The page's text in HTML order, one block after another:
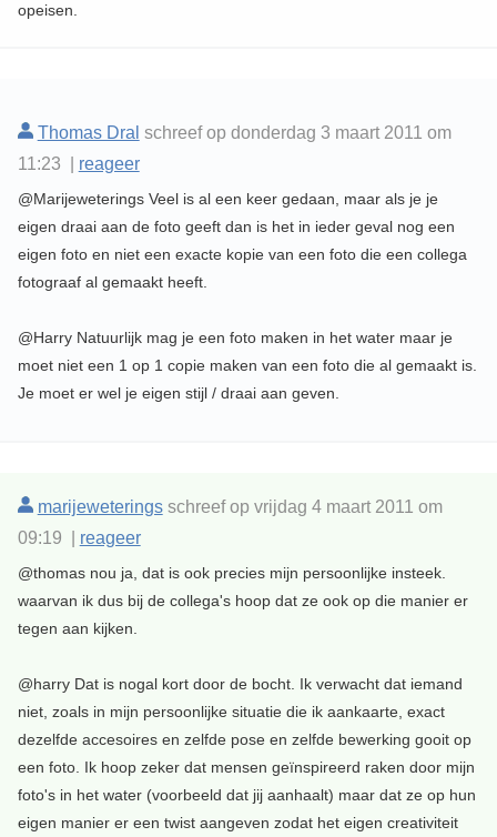
opeisen.
Thomas Dral schreef op donderdag 3 maart 2011 om
11:23 | reageer
@Marijeweterings Veel is al een keer gedaan, maar als je je
eigen draai aan de foto geeft dan is het in ieder geval nog een
eigen foto en niet een exacte kopie van een foto die een collega
fotograaf al gemaakt heeft.
@Harry Natuurlijk mag je een foto maken in het water maar je
moet niet een 1 op 1 copie maken van een foto die al gemaakt is.
Je moet er wel je eigen stijl / draai aan geven.
marijeweteringsschreef op vrijdag 4 maart 2011 om
09:19 | reageer
@thomas nou ja, dat is ook precies mijn persoonlijke insteek.
waarvan ik dus bij de collega's hoop dat ze ook op die manier er
tegen aan kijken.
@harry Dat is nogal kort door de bocht. Ik verwacht dat iemand
niet, zoals in mijn persoonlijke situatie die ik aankaarte, exact
dezelfde accesoires en zelfde pose en zelfde bewerking gooit op
een foto. Ik hoop zeker dat mensen geïnspireerd raken door mijn
foto's in het water (voorbeeld dat jij aanhaalt) maar dat ze op hun
eigen manier er een twist aangeven zodat het eigen creativiteit